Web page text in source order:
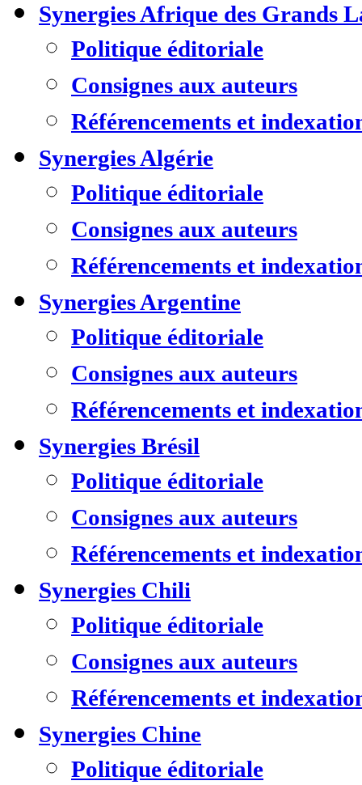
Synergies Afrique des Grands
Politique éditoriale
Consignes aux auteurs
Référencements et
Synergies Algérie
Politique éditoriale
Consignes aux auteurs
Référencements et
Synergies Argentine
Politique éditoriale
Consignes aux auteurs
Référencements et
Synergies Brésil
Politique éditoriale
Consignes aux auteurs
Référencements et
Synergies Chili
Politique éditoriale
Consignes aux auteurs
Référencements et
Synergies Chine
Politique éditoriale